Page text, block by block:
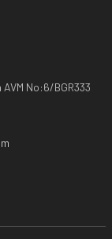
AVM No:6/BGR333